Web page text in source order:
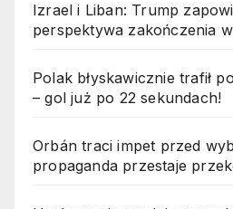
Izrael i Liban: Trump
perspektywa zakończenia
Polak błyskawicznie trafił
– gol już po 22 sekundach!
Orbán traci impet przed
propaganda przestaje